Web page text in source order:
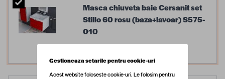
Masca chiuveta baie Cersanit set
Stillo 60 rosu (baza+lavoar) S575-
010
519,90 lei
Gestioneaza setarile pentru cookie-uri
Acest website foloseste cookie-uri. Le folosim pentru